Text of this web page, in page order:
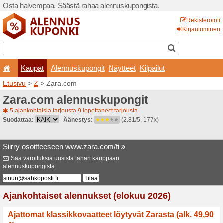
Osta halvempaa. Säästä
Kaupat
Etusivu>Z> Zara.com